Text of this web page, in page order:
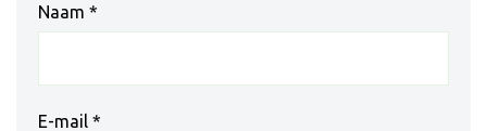
Naam *
E-mail *